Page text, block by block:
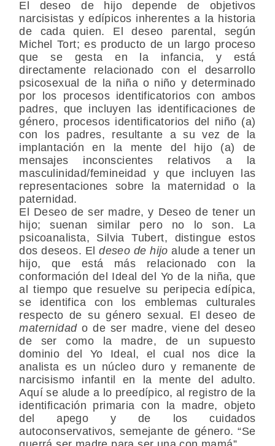
El deseo de hijo depende de objetivos
narcisistas y edípicos inherentes a la historia
de cada quien. El deseo parental, según
Michel Tort; es producto de un largo proceso
que se gesta en la infancia, y está
directamente relacionado con el desarrollo
psicosexual de la niña o niño y determinado
por los procesos identificatorios con ambos
padres, que incluyen las identificaciones de
género, procesos identificatorios del niño (a)
con los padres, resultante a su vez de la
implantación en la mente del hijo (a) de
mensajes inconscientes relativos a la
masculinidad/femineidad y que incluyen las
representaciones sobre la maternidad o la
paternidad.
El Deseo de ser madre, y Deseo de tener un
hijo; suenan similar pero no lo son. La
psicoanalista, Silvia Tubert, distingue estos
dos deseos. Eldeseo de hijo alude a tener un
hijo, que está más relacionado con la
conformación del Ideal del Yo de la niña, que
al tiempo que resuelve su peripecia edípica,
se identifica con los emblemas culturales
respecto de su género sexual. El deseo de
maternidado de ser madre, viene del deseo
de ser como la madre, de un supuesto
dominio del Yo Ideal, el cual nos dice la
analista es un núcleo duro y remanente de
narcisismo infantil en la mente del adulto.
Aquí se alude a lo preedípico, al registro de la
identificación primaria con la madre, objeto
del apego y de los cuidados
autoconservativos, semejante de género. “Se